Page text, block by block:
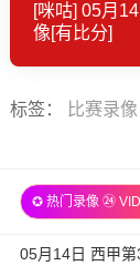
[咪咕] 05月
像[有比分]
标签 ： 比赛录像
✪ 热门录像 ㉔
05月14日 西甲